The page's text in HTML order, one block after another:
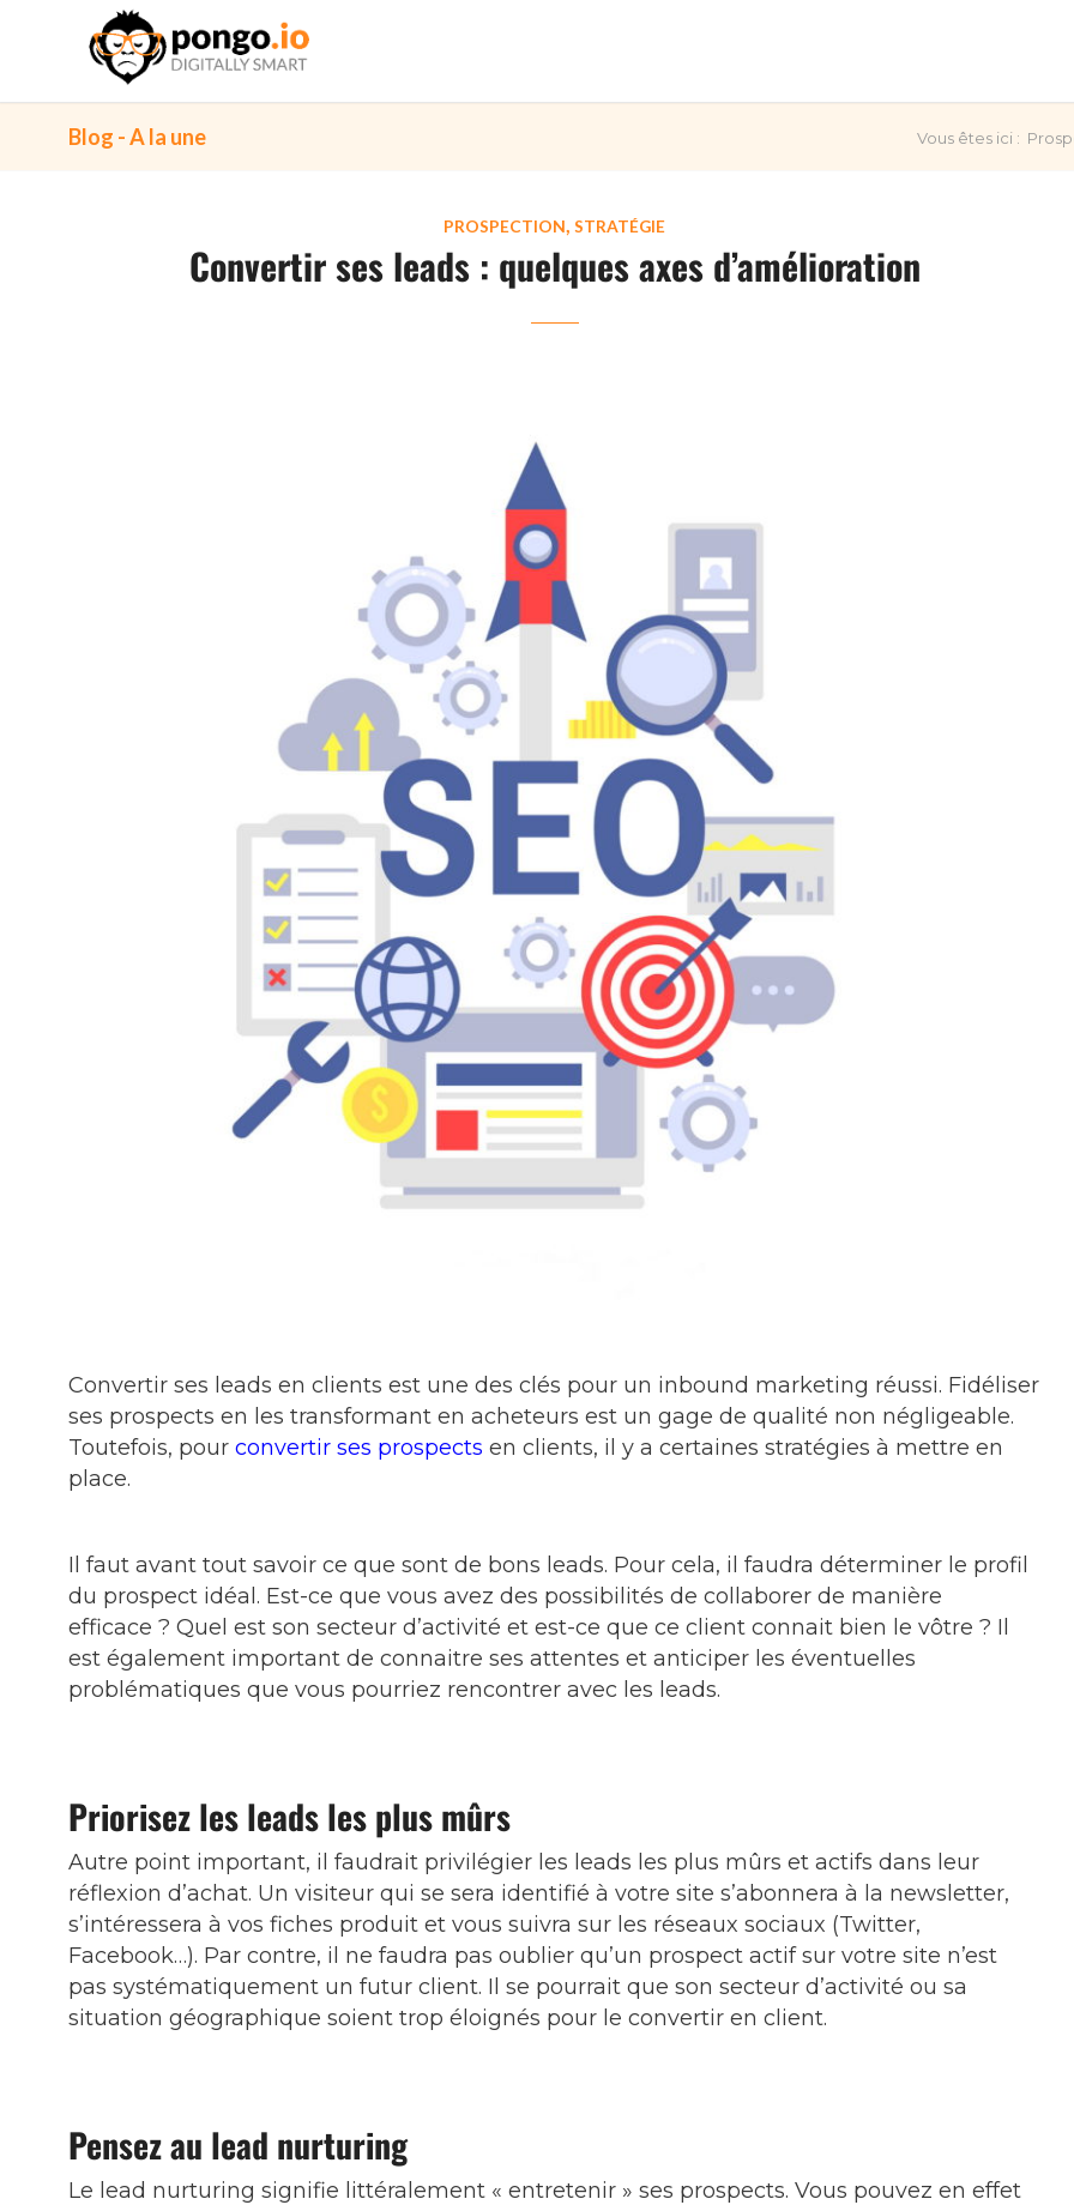
Blog - A la une Vous êtes ici :
PROSPECTION, STRATÉGIE
Convertir ses leads : quelques axes d’amélioration
Convertir ses leads en clients est une des clés pour un inbound marketing réussi. Fidéliser
ses prospects en les transformant en acheteurs est un gage de qualité non négligeable.
Toutefois, pour convertir ses prospects en clients, il y a certaines stratégies à mettre en
place.
Il faut avant tout savoir ce que sont de bons leads. Pour cela, il faudra déterminer le profil
du prospect idéal. Est-ce que vous avez des possibilités de collaborer de manière
efficace ? Quel est son secteur d’activité et est-ce que ce client connait bien le vôtre ? Il
est également important de connaitre ses attentes et anticiper les éventuelles
problématiques que vous pourriez rencontrer avec les leads.
Priorisez les leads les plus mûrs
Autre point important, il faudrait privilégier les leads les plus mûrs et actifs dans leur
réflexion d’achat. Un visiteur qui se sera identifié à votre site s’abonnera à la newsletter,
s’intéressera à vos fiches produit et vous suivra sur les réseaux sociaux (Twitter,
Facebook…). Par contre, il ne faudra pas oublier qu’un prospect actif sur votre site n’est
pas systématiquement un futur client. Il se pourrait que son secteur d’activité ou sa
situation géographique soient trop éloignés pour le convertir en client.
Pensez au lead nurturing
Le lead nurturing signifie littéralement « entretenir » ses prospects. Vous pouvez en effet